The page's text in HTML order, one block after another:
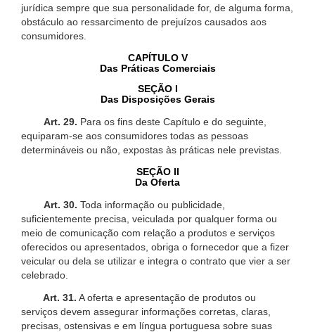
jurídica sempre que sua personalidade for, de alguma forma,
obstáculo ao ressarcimento de prejuízos causados aos
consumidores.
CAPÍTULO V
Das Práticas Comerciais
SEÇÃO I
Das Disposições Gerais
Art. 29. Para os fins deste Capítulo e do seguinte,
equiparam-se aos consumidores todas as pessoas
determináveis ou não, expostas às práticas nele previstas.
SEÇÃO II
Da Oferta
Art. 30. Toda informação ou publicidade,
suficientemente precisa, veiculada por qualquer forma ou
meio de comunicação com relação a produtos e serviços
oferecidos ou apresentados, obriga o fornecedor que a fizer
veicular ou dela se utilizar e integra o contrato que vier a ser
celebrado.
Art. 31. A oferta e apresentação de produtos ou
serviços devem assegurar informações corretas, claras,
precisas, ostensivas e em língua portuguesa sobre suas